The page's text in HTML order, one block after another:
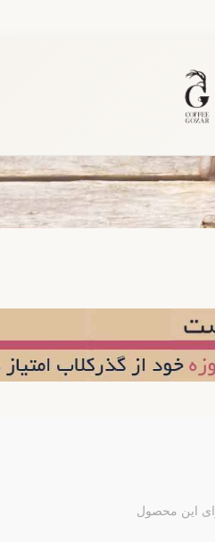
این محصول